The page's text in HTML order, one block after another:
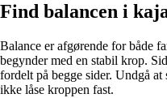
Find balancen i
Balance er afgørende for både
begynder med en stabil krop.
fordelt på begge sider. Undgå
ikke låse kroppen fast.